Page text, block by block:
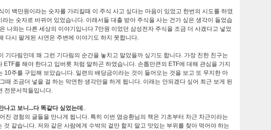
이 백만원이라는 숫자를 가리킬때 이 주식 사고 싶다는 마음이 있었고 한번의 시도를 하였
라는 숫자로 바뀌어 있었습니다. 이래서들 대출 받아 주식을 사는 건가 싶은 생각이 들었습
나와는 다른 세상의 이야기입니다 7만원 이었던 삼성전자 주식을 조금 더 사겠다고 넣었
다시 팔게된 사연은 주변에 이야기도 하지 못합니다.
기다림인데 왜 그런 기다림의 순간을 놓치고 말았을까 싶기도 합니다. 가장 친한 친구는
ETF를 해야 한다고 입버릇 처럼 말하곤 하였습니다. 손톱만큰의 ETF에 대해 관심을 가지
10주를 구입해 보았습니다. 일련의 배당금이라는 것이 들어오는 것을 보고 또 무지한 마
그때 조금더 넣을 걸 하는 막연한 생각만을 하게 됩니다. 이래는 안되겠다 싶어 최근 보게 된
전문서적들입니다.
나고 보니 ...다 똑같다 싶었는데 ..
진 경험의 글들을 만나게 됩니다. 특히 이번 염승환님의 책은 기초부터 차근 차근이라는
것 같습니다. 저와 같은 사람에게 수박의 겉만 핥지 말고 맛있는 부위를 찾아 먹어야 하는